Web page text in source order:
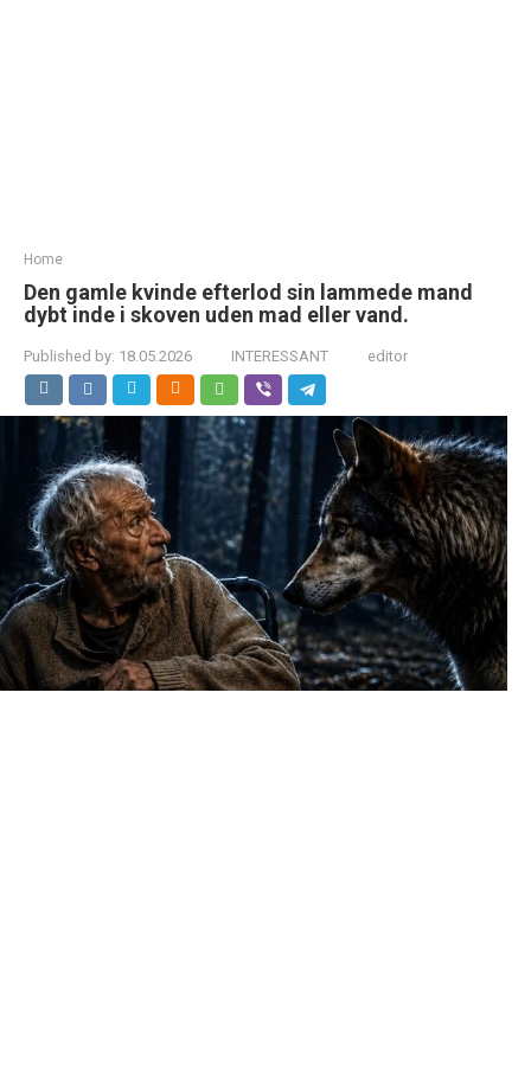
Home
Den gamle kvinde efterlod sin lammede mand
dybt inde i skoven uden mad eller vand.
Published by: 18.05.2026 INTERESSANT editor